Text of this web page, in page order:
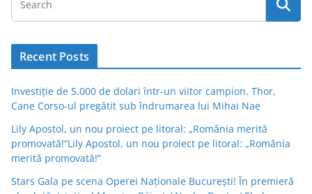
Recent Posts
Investiție de 5.000 de dolari într-un viitor campion. Thor,
Cane Corso-ul pregătit sub îndrumarea lui Mihai Nae
Lily Apostol, un nou proiect pe litoral: „România merită
promovată!”Lily Apostol, un nou proiect pe litoral: „România
merită promovată!”
Stars Gala pe scena Operei Naționale București! În premieră